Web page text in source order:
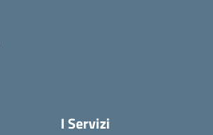
I Servizi